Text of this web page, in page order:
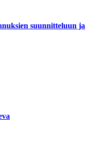
suunnitteluun ja